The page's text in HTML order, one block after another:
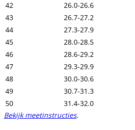
42
26.0-26.6
43
26.7-27.2
44
27.3-27.9
45
28.0-28.5
46
28.6-29.2
47
29.3-29.9
48
30.0-30.6
49
30.7-31.3
50
31.4-32.0
Bekijk meetinstructies.